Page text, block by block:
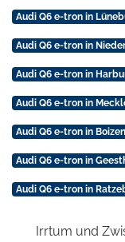
Audi Q6 e-tron in
Audi Q6 e-tron in
Audi Q6 e-tron in
Audi Q6 e-tron in
Audi Q6 e-tron in
Audi Q6 e-tron in
Audi Q6 e-tron in
Irrtum und